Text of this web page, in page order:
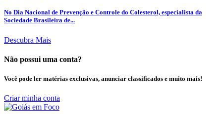
No Dia Nacional de Prevenção e Controle do Colesterol, especialista da
Sociedade Brasileira de...
Descubra Mais
Não possui uma conta?
Você pode ler matérias exclusivas, anunciar classificados e muito mais!
Criar minha conta